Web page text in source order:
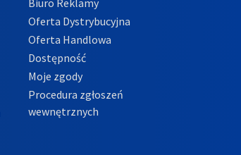
Oferta Dystrybucyjna
Oferta Handlowa
Dostępność
Moje zgody
Procedura zgłoszeń
wewnętrznych